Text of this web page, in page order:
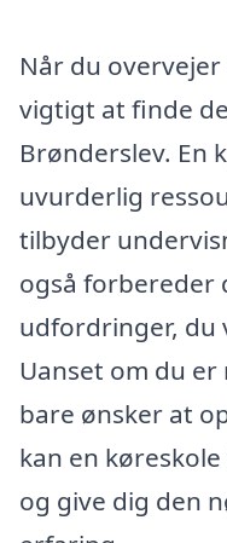
Når du
vigtigt at finde
Brønderslev. En
uvurderlig
tilbyder
også forbereder
udfordringer, du
Uanset om du
bare ønsker at
kan en
og give dig den